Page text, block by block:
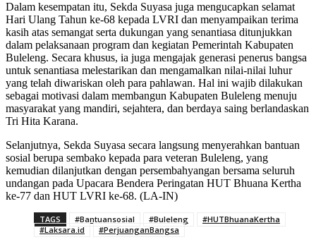
Dalam kesempatan itu, Sekda Suyasa juga mengucapkan selamat
Hari Ulang Tahun ke-68 kepada LVRI dan menyampaikan terima
kasih atas semangat serta dukungan yang senantiasa ditunjukkan
dalam pelaksanaan program dan kegiatan Pemerintah Kabupaten
Buleleng. Secara khusus, ia juga mengajak generasi penerus bangsa
untuk senantiasa melestarikan dan mengamalkan nilai-nilai luhur
yang telah diwariskan oleh para pahlawan. Hal ini wajib dilakukan
sebagai motivasi dalam membangun Kabupaten Buleleng menuju
masyarakat yang mandiri, sejahtera, dan berdaya saing berlandaskan
Tri Hita Karana.
Selanjutnya, Sekda Suyasa secara langsung menyerahkan bantuan
sosial berupa sembako kepada para veteran Buleleng, yang
kemudian dilanjutkan dengan persembahyangan bersama seluruh
undangan pada Upacara Bendera Peringatan HUT Bhuana Kertha
ke-77 dan HUT LVRI ke-68. (LA-IN)
TAGS #Bantuansosial #Buleleng
#HUTBhuanaKertha
#Laksara.id
#PerjuanganBangsa